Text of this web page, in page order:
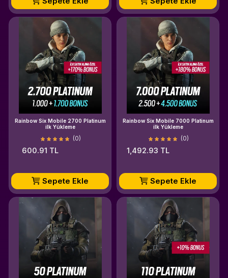
Rainbow Six Mobile 2700 Platinum
ilk Yükleme
(0)
600.91 TL
Sepete Ekle
Rainbow Six Mobile 7000 Platinum
ilk Yükleme
(0)
1,492.93 TL
Sepete Ekle